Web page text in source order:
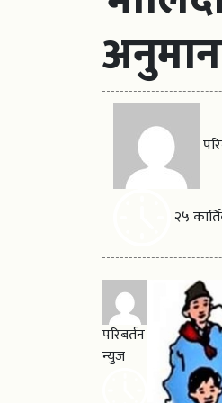
२५
परिबर्तन
न्युज